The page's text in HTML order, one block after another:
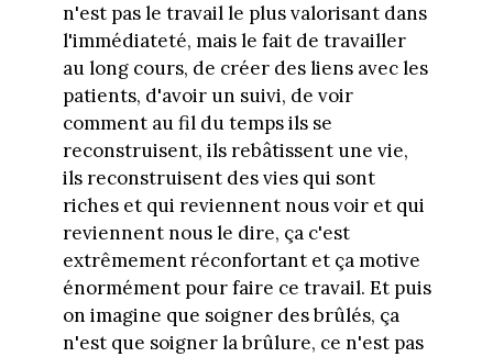
n'est pas le travail le plus valorisant dans
l'immédiateté, mais le fait de travailler
au long cours, de créer des liens avec les
patients, d'avoir un suivi, de voir
comment au fil du temps ils se
reconstruisent, ils rebâtissent une vie,
ils reconstruisent des vies qui sont
riches et qui reviennent nous voir et qui
reviennent nous le dire, ça c'est
extrêmement réconfortant et ça motive
énormément pour faire ce travail. Et puis
on imagine que soigner des brûlés, ça
n'est que soigner la brûlure, ce n'est pas